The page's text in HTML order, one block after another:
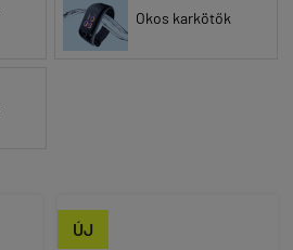
Okos karkötők
ÚJ